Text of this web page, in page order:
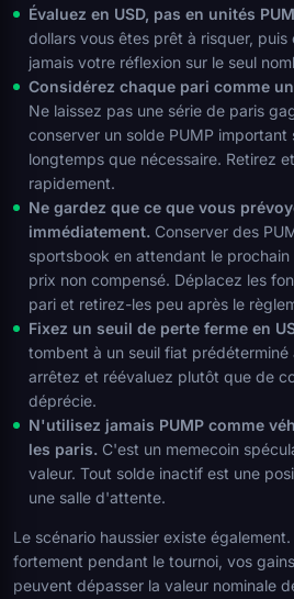
Évaluez en USD, pas en unités
dollars vous êtes prêt à risquer,
jamais votre réflexion sur le seul
Considérez chaque pari comme
Ne laissez pas une série de paris
conserver un solde PUMP
longtemps que nécessaire. Retirez
rapidement.
Ne gardez que ce que vous
immédiatement. Conserver des
sportsbook en attendant le
prix non compensé. Déplacez les
pari et retirez-les peu après le
Fixez un seuil de perte ferme en
tombent à un seuil fiat prédéterminé
arrêtez et réévaluez plutôt que de
déprécie.
N'utilisez jamais PUMP comme
les paris. C'est un memecoin
valeur. Tout solde inactif est une
une salle d'attente.
Le scénario haussier existe
fortement pendant le tournoi, vos
peuvent dépasser la valeur nominale